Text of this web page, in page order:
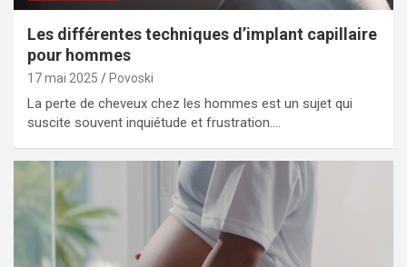
Les différentes techniques d’implant capillaire
pour hommes
17 mai 2025 Povoski
La perte de cheveux chez les hommes est un sujet qui
suscite souvent inquiétude et frustration.…